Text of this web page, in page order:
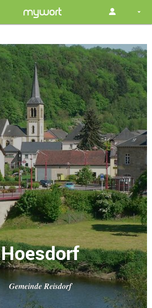
Hoesdorf
Gemeinde Reisdorf